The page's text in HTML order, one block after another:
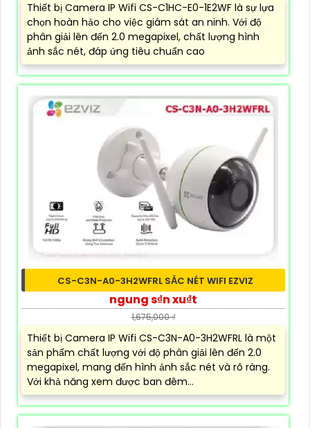
Thiết bị Camera IP Wifi CS-C1HC-E0-1E2WF là sự lựa
chọn hoàn hảo cho việc giám sát an ninh. Với độ
phân giải lên đến 2.0 megapixel, chất lượng hình
ảnh sắc nét, đáp ứng tiêu chuẩn cao
CS-C3N-A0-3H2WFRL SẮC NÉT WIFI EZVIZ
ngung s₫n xu₫t
1,675,000 ₫
Thiết bị Camera IP Wifi CS-C3N-A0-3H2WFRL là một
sản phẩm chất lượng với độ phân giải lên đến 2.0
megapixel, mang đến hình ảnh sắc nét và rõ ràng.
Với khả năng xem được ban đêm...